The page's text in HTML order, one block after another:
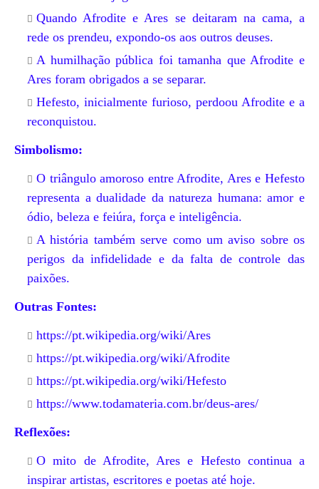
Quando Afrodite e Ares se deitaram na cama, a
rede os prendeu, expondo-os aos outros deuses.
A humilhação pública foi tamanha que Afrodite e
Ares foram obrigados a se separar.
Hefesto, inicialmente furioso, perdoou Afrodite e a
reconquistou.
Simbolismo:
O triângulo amoroso entre Afrodite, Ares e Hefesto
representa a dualidade da natureza humana: amor e
ódio, beleza e feiúra, força e inteligência.
A história também serve como um aviso sobre os
perigos da infidelidade e da falta de controle das
paixões.
Outras Fontes:
https://pt.wikipedia.org/wiki/Ares
https://pt.wikipedia.org/wiki/Afrodite
https://pt.wikipedia.org/wiki/Hefesto
https://www.todamateria.com.br/deus-ares/
Reflexões:
O mito de Afrodite, Ares e Hefesto continua a
inspirar artistas, escritores e poetas até hoje.